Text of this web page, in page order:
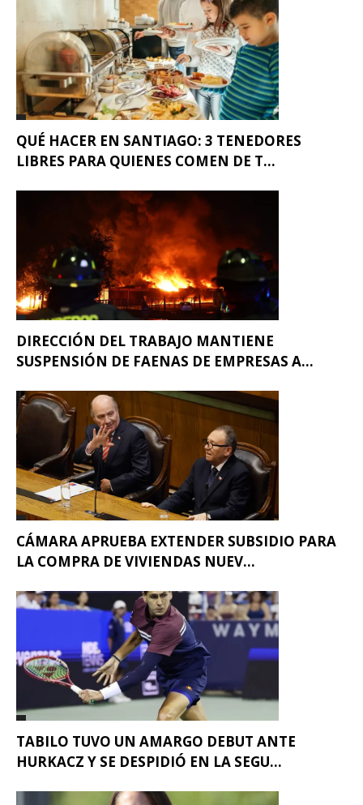
QUÉ HACER EN SANTIAGO: 3 TENEDORES
LIBRES PARA QUIENES COMEN DE T...
DIRECCIÓN DEL TRABAJO MANTIENE
SUSPENSIÓN DE FAENAS DE EMPRESAS A...
CÁMARA APRUEBA EXTENDER SUBSIDIO PARA
LA COMPRA DE VIVIENDAS NUEV...
TABILO TUVO UN AMARGO DEBUT ANTE
HURKACZ Y SE DESPIDIÓ EN LA SEGU...